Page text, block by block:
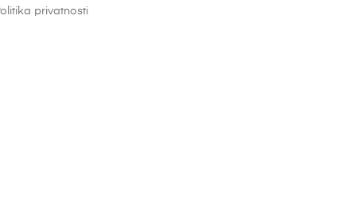
privatnosti